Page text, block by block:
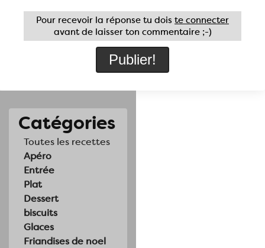
Catégories
Toutes les recettes
Apéro
Entrée
Plat
Dessert
biscuits
Glaces
Friandises de noel
Pour recevoir la réponse tu dois te connecter
avant de laisser ton commentaire ;-)